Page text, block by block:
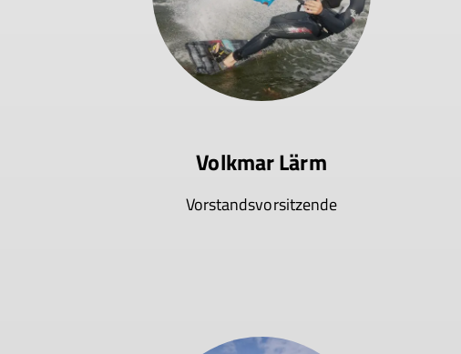
Volkmar Lärm
Vorstandsvorsitzende